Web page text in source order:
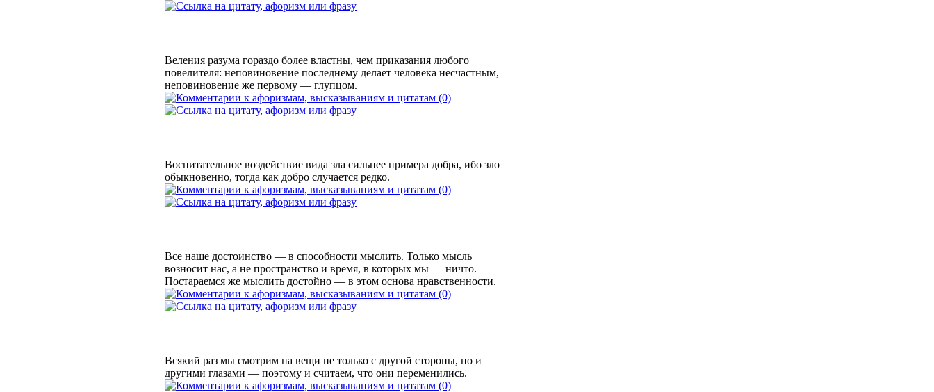
Веления разума гораздо более властны, чем приказания любого
повелителя: неповиновение последнему делает человека несчастным,
неповиновение же первому — глупцом.
(0)
Воспитательное воздействие вида зла сильнее примера добра, ибо зло
обыкновенно, тогда как добро случается редко.
(0)
Все наше достоинство — в способности мыслить. Только мысль
возносит нас, а не пространство и время, в которых мы — ничто.
Постараемся же мыслить достойно — в этом основа нравственности.
(0)
Всякий раз мы смотрим на вещи не только с другой стороны, но и
другими глазами — поэтому и считаем, что они переменились.
(0)